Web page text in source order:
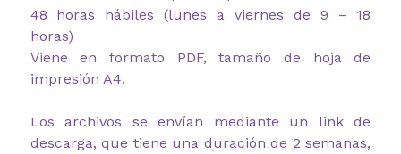
48 horas hábiles (lunes a viernes de 9 – 18
horas)
Viene en formato PDF, tamaño de hoja de
impresión A4.
Los archivos se envían mediante un link de
descarga, que tiene una duración de 2 semanas,